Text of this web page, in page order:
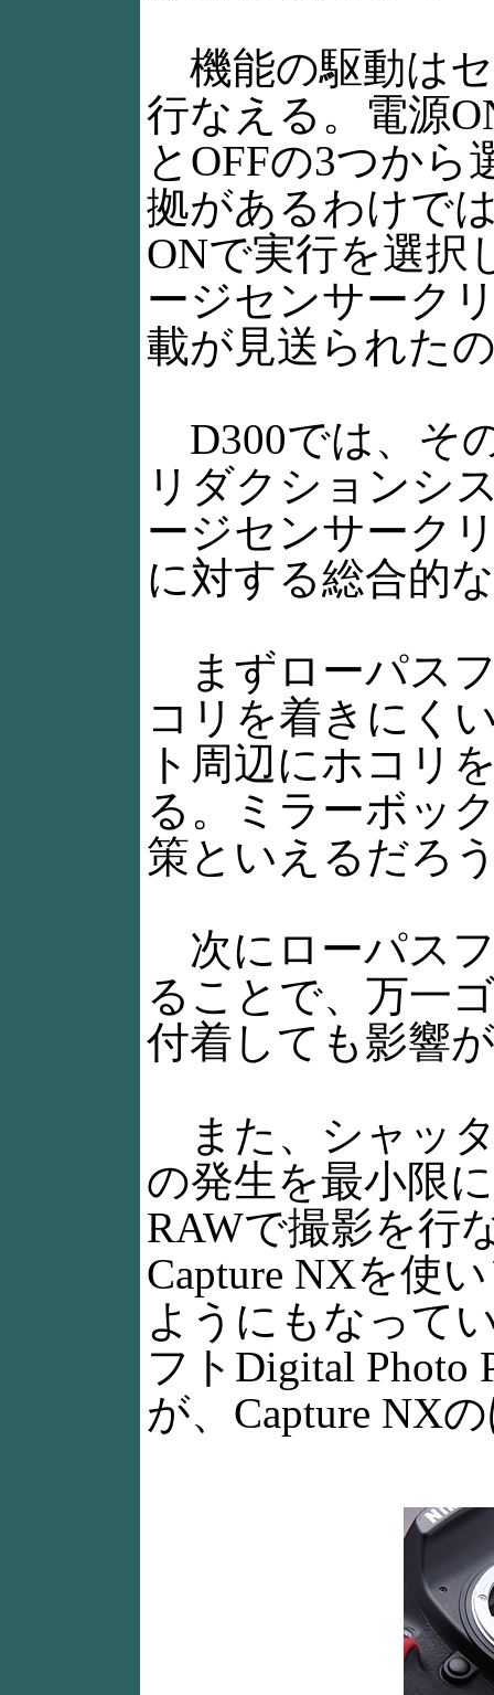
機能の駆動は
行なえる。電源
とOFFの3つか
拠があるわけで
ONで実行を選択
ージセンサーク
載が見送られた
D300では、そ
リダクションシ
ージセンサーク
に対する総合的
まずローパス
コリを着きにく
ト周辺にホコリ
る。ミラーボッ
策といえるだろ
次にローパス
ることで、万一
付着しても影響
また、シャッ
の発生を最小限
RAWで撮影を行
Capture NXを使
ようにもなって
フトDigital Photo
が、Capture NX